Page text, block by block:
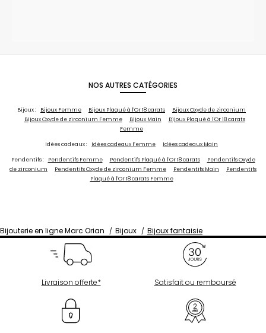
NOS AUTRES CATÉGORIES
Bijoux : Bijoux Femme Bijoux Plaqué à l'Or 18 carats
Bijoux Oxyde de zirconium
Bijoux Oxyde de zirconium Femme
Bijoux Main
Bijoux Plaqué à l'Or 18 carats
Femme
Idées cadeaux : Idées cadeaux Femme Idées cadeaux Main
Pendentifs : Pendentifs Femme Pendentifs Plaqué à l'Or 18 carats
Pendentifs Oxyde
de zirconium
Pendentifs Oxyde de zirconium Femme Pendentifs Main
Pendentifs
Plaqué à l'Or 18 carats Femme
Bijouterie en ligne Marc Orian Bijoux Bijoux fantaisie
Livraison offerte* Satisfait ou remboursé